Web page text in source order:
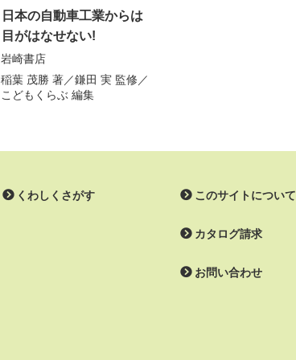
日本の自動車工業からは
目がはなせない!
岩崎書店
稲葉 茂勝 著／鎌田 実 監修／
こどもくらぶ 編集
くわしくさがす このサイトについて
カタログ請求
お問い合わせ